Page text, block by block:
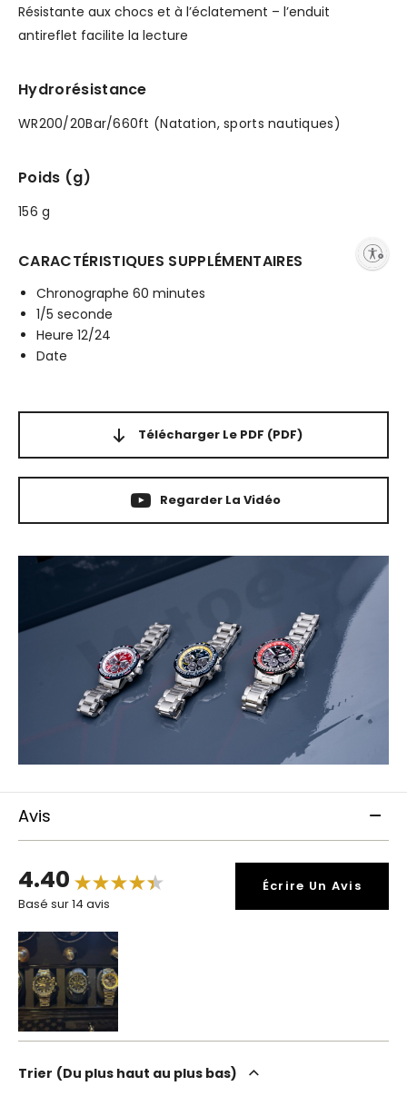
Enable accessibility
Résistante aux chocs et à l’éclatement – l’enduit
antireflet facilite la lecture
Hydrorésistance
WR200/20Bar/660ft (Natation, sports nautiques)
Poids (g)
156 g
CARACTÉRISTIQUES SUPPLÉMENTAIRES
Chronographe 60 minutes
1/5 seconde
Heure 12/24
Date
Télécharger Le PDF (PDF)
Regarder La Vidéo
Avis
4.40
Basé sur 14 avis
Écrire Un Avis
Trier Du plus haut au plus bas